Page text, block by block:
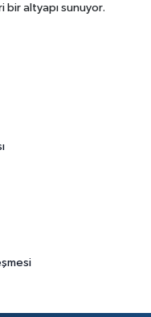
bir altyapı sunuyor.